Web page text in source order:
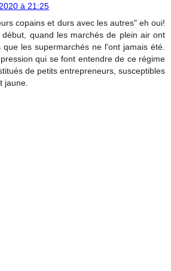
à 21:25
copains et durs avec les autres" eh oui!
quand les marchés de plein air ont
les supermarchés ne l'ont jamais été.
qui se font entendre de ce régime
de petits entrepreneurs, susceptibles
jaune.